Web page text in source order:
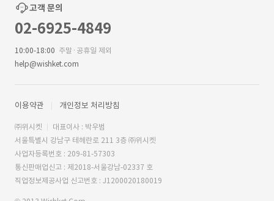
고객 문의
02-6925-4849
10:00-18:00 주말·공휴일 제외
help@wishket.com
이용약관 개인정보 처리방침
㈜위시켓
대표이사 : 박우범
서울특별시 강남구 테헤란로 211 3층 ㈜위시켓
사업자등록번호 : 209-81-57303
통신판매업신고 : 제2018-서울강남-02337 호
직업정보제공사업 신고번호 : J1200020180019